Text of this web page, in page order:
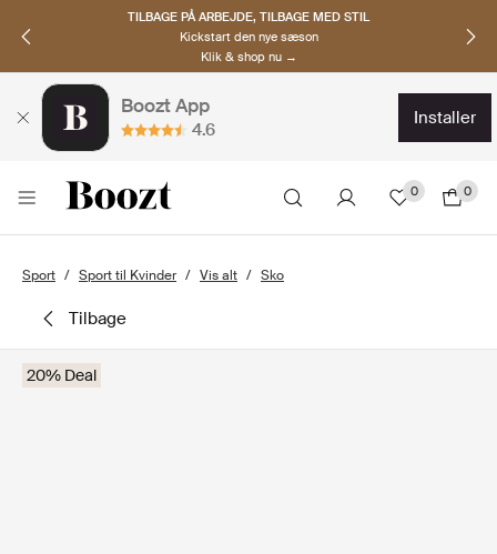
TILBAGE PÅ ARBEJDE, TILBAGE MED STIL
Kickstart den nye sæson
Klik & shop nu →
Boozt App
4.6
installer
0 0
Sport Sport til Kvinder Vis alt Sko
tilbage
20% Deal